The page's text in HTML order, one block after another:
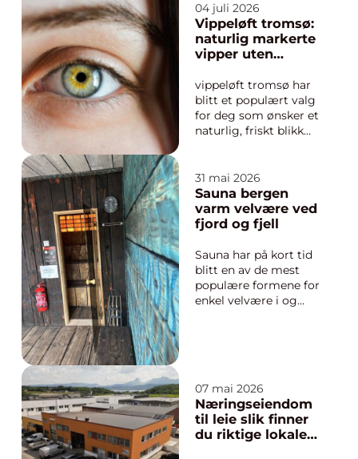
04 juli 2026
Vippeløft tromsø:
naturlig markerte
vipper uten
vippeløft tromsø har
blitt et populært valg
for deg som ønsker et
naturlig, friskt blikk
kunstige vipper.
Behandlingen går ut
på å løfte, bøye og
fikserer dine egen
fremstår lenger,
fyldigere og me...
31 mai 2026
Sauna bergen
varm velvære ved
fjord og fjell
Sauna har på kort tid
blitt en av de mest
populære formene for
enkel velvære i og
en hel dag på spa. Da
er en sauna bergen-
opplevelse et
tilgjengelig o...
07 mai 2026
Næringseiendom
til leie slik finner
du riktige lokaler